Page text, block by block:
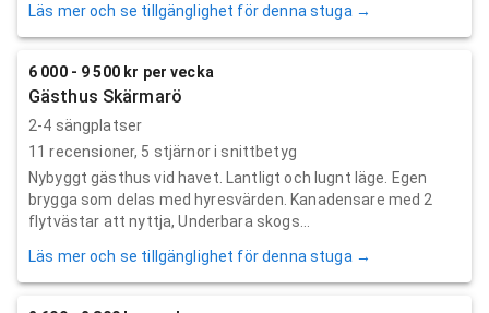
Läs mer och se tillgänglighet för denna stuga →
6 000 - 9 500 kr per vecka
Gästhus Skärmarö
2-4 sängplatser
11 recensioner, 5 stjärnor i snittbetyg
Nybyggt gästhus vid havet. Lantligt och lugnt läge. Egen
brygga som delas med hyresvärden. Kanadensare med 2
flytvästar att nyttja, Underbara skogs...
Läs mer och se tillgänglighet för denna stuga →